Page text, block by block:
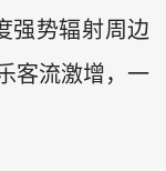
强势辐射周边
客流激增，一